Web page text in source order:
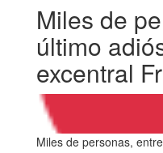
Miles de
último
excentral
Miles de personas,